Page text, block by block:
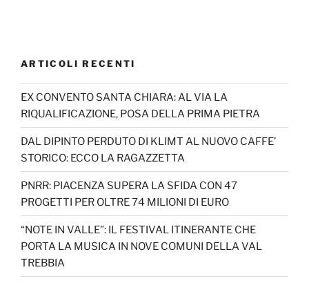
ARTICOLI RECENTI
EX CONVENTO SANTA CHIARA: AL VIA LA
RIQUALIFICAZIONE, POSA DELLA PRIMA PIETRA
DAL DIPINTO PERDUTO DI KLIMT AL NUOVO CAFFE’
STORICO: ECCO LA RAGAZZETTA
PNRR: PIACENZA SUPERA LA SFIDA CON 47
PROGETTI PER OLTRE 74 MILIONI DI EURO
“NOTE IN VALLE”: IL FESTIVAL ITINERANTE CHE
PORTA LA MUSICA IN NOVE COMUNI DELLA VAL
TREBBIA